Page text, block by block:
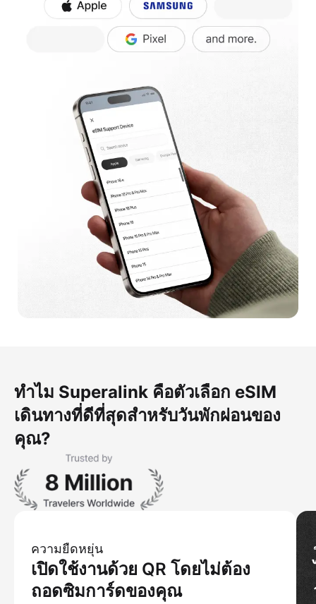
ทำไม Superalink คือตัวเลือก eSIM
เดินทางที่ดีที่สุดสำหรับวันพักผ่อนของ
คุณ?
ความยืดหยุ่น
เปิดใช้งานด้วย QR โดยไม่ต้อง
ถอดซิมการ์ดของคุณ